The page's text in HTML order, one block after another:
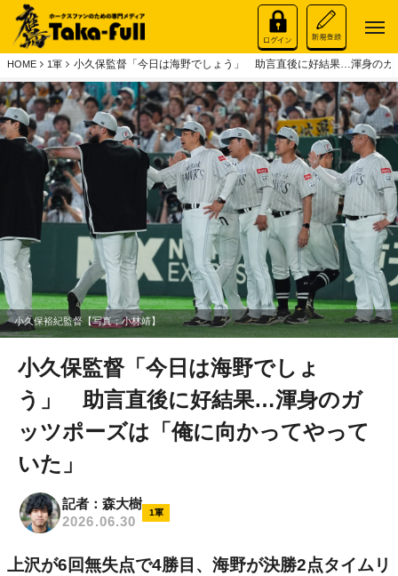
HOME 1軍 小久保監督「今日は海野でしょう」 助言直後に好結果…渾身のガ
小久保裕紀監督【写真；小林靖】
小久保監督「今日は海野でしょ
う」 助言直後に好結果…渾身のガ
ッツポーズは「俺に向かってやって
いた」
記者：森大樹
2026.06.30
1軍
上沢が6回無失点で4勝目、海野が決勝2点タイムリ